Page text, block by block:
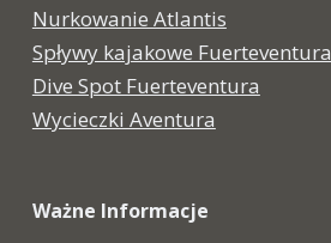
Nurkowanie Atlantis
Spływy kajakowe Fuerteventura
Dive Spot Fuerteventura
Wycieczki Aventura
Ważne Informacje